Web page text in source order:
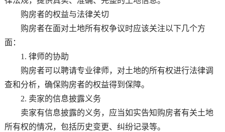
购房者的权益与法律关切
购房者在面对土地所有权争议时应该关注以下几个方
面：
1. 律师的协助
购房者可以聘请专业律师，对土地的所有权进行法律调
查和分析，确保购房者的权益得到保障。
2. 卖家的信息披露义务
卖家有信息披露的义务，应当如实告知购房者有关土地
所有权的情况，包括历史变更、纠纷记录等。